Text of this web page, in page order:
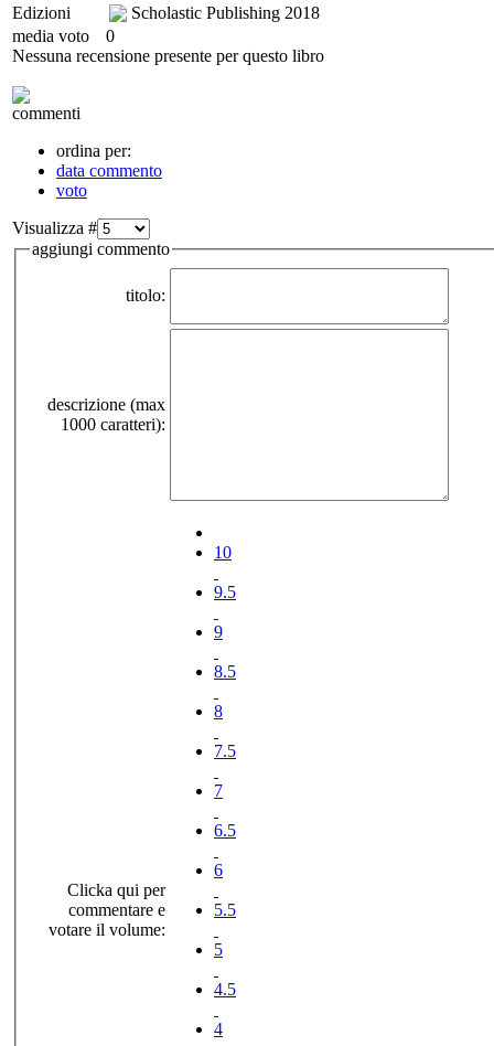
Edizioni
Scholastic Publishing 2018
media voto
0
Nessuna recensione presente per questo libro
commenti
ordina per:
data commento
voto
Visualizza #
aggiungi commento
titolo:
descrizione (max
1000 caratteri):
Clicka qui per
commentare e
votare il volume:
10
9.5
9
8.5
8
7.5
7
6.5
6
5.5
5
4.5
4